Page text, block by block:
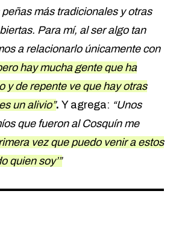
más tradicionales y otras
Para mí, al ser algo tan
a relacionarlo únicamente con
hay mucha gente que ha
y de repente ve que hay otras
un alivio”. Y agrega: “Unos
que fueron al Cosquín me
vez que puedo venir a estos
quien soy’”